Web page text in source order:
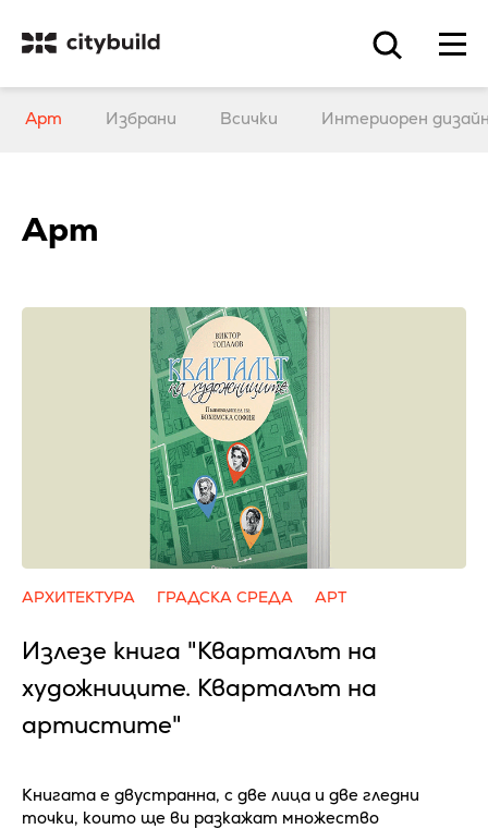
Арт Избрани Всички Интериорен
Арт
АРХИТЕКТУРА ГРАДСКА СРЕДА АРТ
Излезе книга "Кварталът на
художниците. Кварталът на
артистите"
Книгата е двустранна, с две лица и две гледни
точки, които ще ви разкажат множество